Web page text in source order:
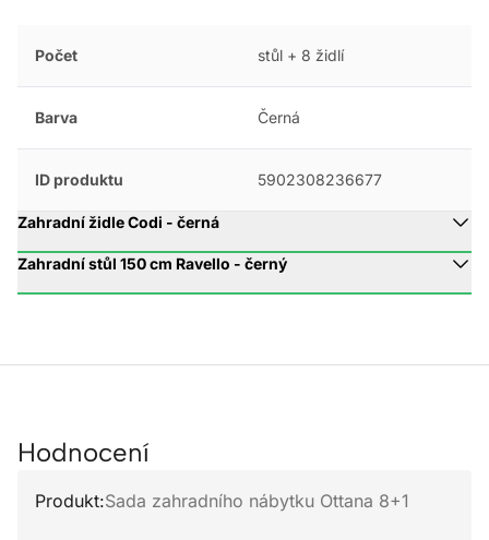
Počet stůl + 8 židlí
Barva Černá
ID produktu 5902308236677
Zahradní židle Codi - černá
Zahradní stůl 150 cm Ravello - černý
Hodnocení
Produkt:Sada zahradního nábytku Ottana 8+1